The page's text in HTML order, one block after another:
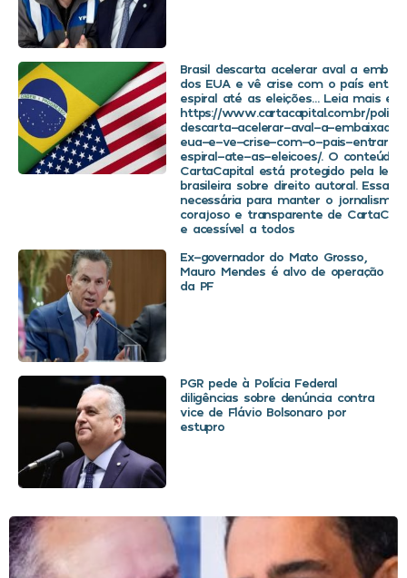
Brasil descarta acelerar aval a
dos EUA e vê crise com o país
espiral até as eleições… Leia mais em
https://www.cartacapital.com.br/
descarta-acelerar-aval-a-
eua-e-ve-crise-com-o-pais-entrar-
espiral-ate-as-eleicoes/. O conteúdo
CartaCapital está protegido pela
brasileira sobre direito autoral. Essa
necessária para manter o jornalismo
corajoso e transparente de
e acessível a todos
Ex-governador do Mato Grosso,
Mauro Mendes é alvo de operação
da PF
PGR pede à Polícia Federal
diligências sobre denúncia contra
vice de Flávio Bolsonaro por
estupro